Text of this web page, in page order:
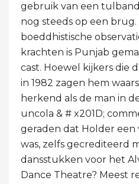
gebruik van een
nog steeds op een brug.
boeddhistische
krachten is Punjab
cast. Hoewel kijkers die
in 1982 zagen hem
herkend als de man in
uncola & # x201D;
geraden dat Holder
was, zelfs gecrediteerd
dansstukken voor het
Dance Theatre? Meest